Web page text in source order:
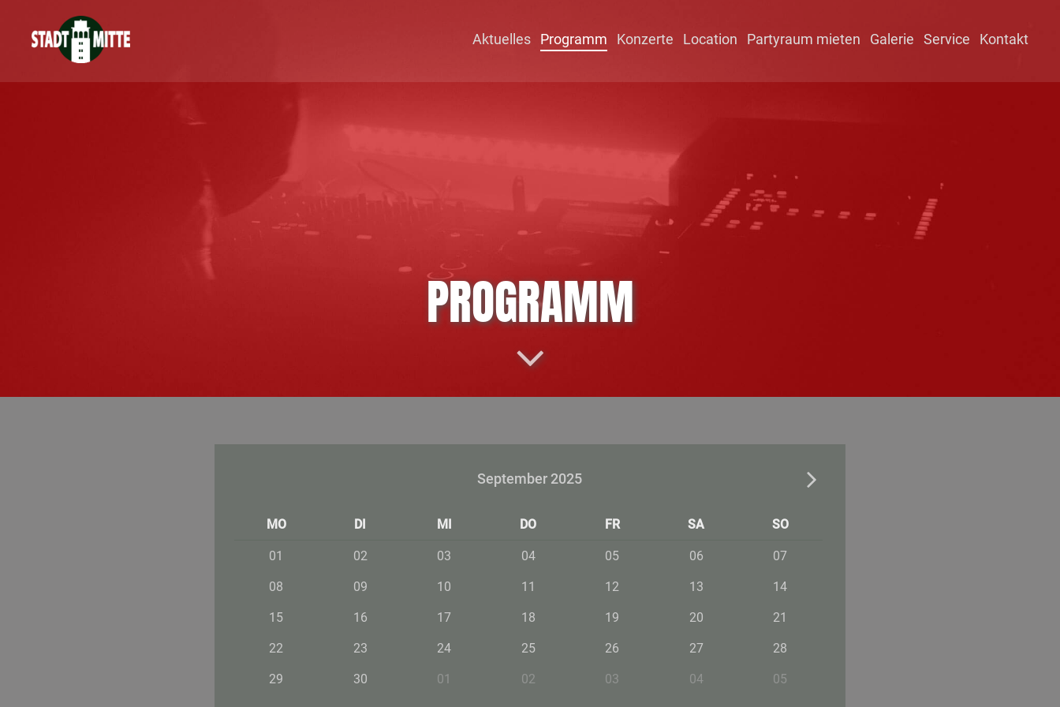
Aktuelles Programm Konzerte Location Partyraum mieten Galerie Service Kontakt
PROGRAMM
September 2025
MO DI MI DO FR SA SO
01 02 03 04 05 06 07
08 09 10 11 12 13 14
15 16 17 18 19 20 21
22 23 24 25 26 27 28
29 30 01 02 03 04 05